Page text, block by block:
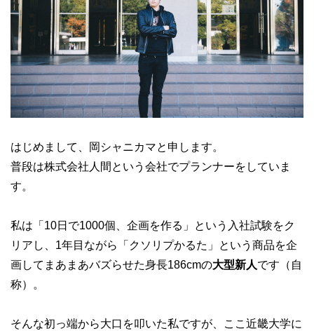
はじめまして、岡シャニカマと申します。
普段は株式会社人間という会社でプランナーをしていま
す。
私は「10日で1000個、企画を作る」という入社試験をク
リアし、1年目ながら「クソリプかるた」という商品を企
画してまあまあバズらせた身長186cmの大型新人です（自
称）。
そんな初っ端から大口を叩いた私ですが、ここ近畿大学に